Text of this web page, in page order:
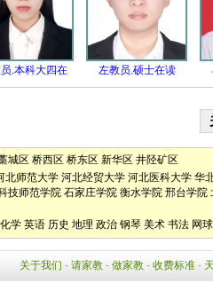
.本科大四在 左教员.硕士在读
城区 桥西区 桥东区 新华区 井陉矿区
北师范大学 河北经贸大学 河北医科大学 华
技师范学院 石家庄学院 衡水学院 邢台学院
化学 英语 历史 地理 政治 钢琴 美术 书法 网球
关于我们 - 请家教- 做家教- 收费标准-